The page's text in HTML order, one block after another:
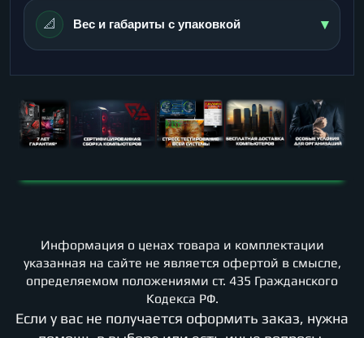
📐 Вес и габариты с упаковкой ▾
Информация о ценах товара и комплектации
указанная на сайте не является офертой в смысле,
определяемом положениями ст. 435 Гражданского
Кодекса РФ.
Если у вас не получается оформить заказ, нужна